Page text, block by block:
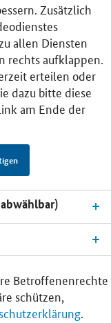
und Energie
Zusätzlich
allen Diensten
rechts aufklappen.
erteilen oder
dazu bitte diese
am Ende der
Betroffenenrechte
schützen,
.